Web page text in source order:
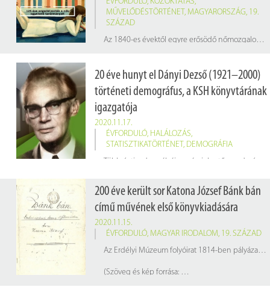
MŰVELŐDÉSTÖRTÉNET , MAGYARORSZÁG, 19.
SZÁZAD
Az 1840-es évektől egyre erősödő nőmozgalomnak köszönhetően (amelynek képviselői többek között Teleki Blanka, Karacs Teréz és Veres Pálné voltak) magyar lányok is járhattak középiskolába, szakképző intézménybe.
20 éve hunyt el Dányi Dezső (1921–2000)
történeti demográfus, a KSH könyvtárának
igazgatója
2020.11.17.
ÉVFORDULÓ, HALÁLOZÁS,
STATISZTIKATÖRTÉNET , DEMOGRÁFIA
200 éve került sor Katona József Bánk bán
című művének első könyvkiadására
2020.11.15.
ÉVFORDULÓ, MAGYAR IRODALOM, 19. SZÁZAD
Az Erdélyi Múzeum folyóirat 1814-ben pályázatot írt ki „Eredetiség s jutalomtétel” címmel, a pályázatnak két feltétele volt: a leendő mű lehetőleg magyar történelmi eseményt dolgozzon fel, illetve ne utánozza a korabeli nyugati műveket.
(Szöveg és kép forrása: wikipedia.hu